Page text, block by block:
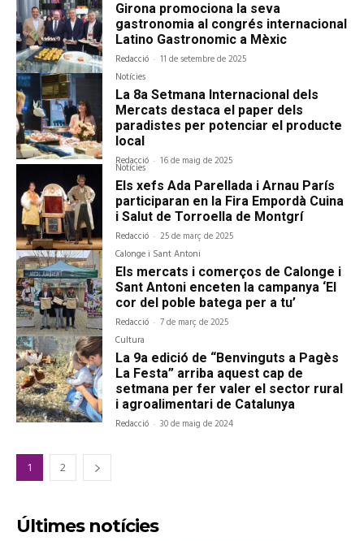
Girona promociona la seva
gastronomia al congrés internacional
Latino Gastronomic a Mèxic
Redacció - 11 de setembre de 2025
Notícies
La 8a Setmana Internacional dels
Mercats destaca el paper dels
paradistes per potenciar el producte
local
Redacció - 16 de maig de 2025
Notícies
Els xefs Ada Parellada i Arnau París
participaran en la Fira Empordà Cuina
i Salut de Torroella de Montgrí
Redacció - 25 de març de 2025
Calonge i Sant Antoni
Els mercats i comerços de Calonge i
Sant Antoni enceten la campanya ‘El
cor del poble batega per a tu’
Redacció - 7 de març de 2025
Cultura
La 9a edició de “Benvinguts a Pagès
La Festa” arriba aquest cap de
setmana per fer valer el sector rural
i agroalimentari de Catalunya
Redacció - 30 de maig de 2024
1 2
Últimes notícies